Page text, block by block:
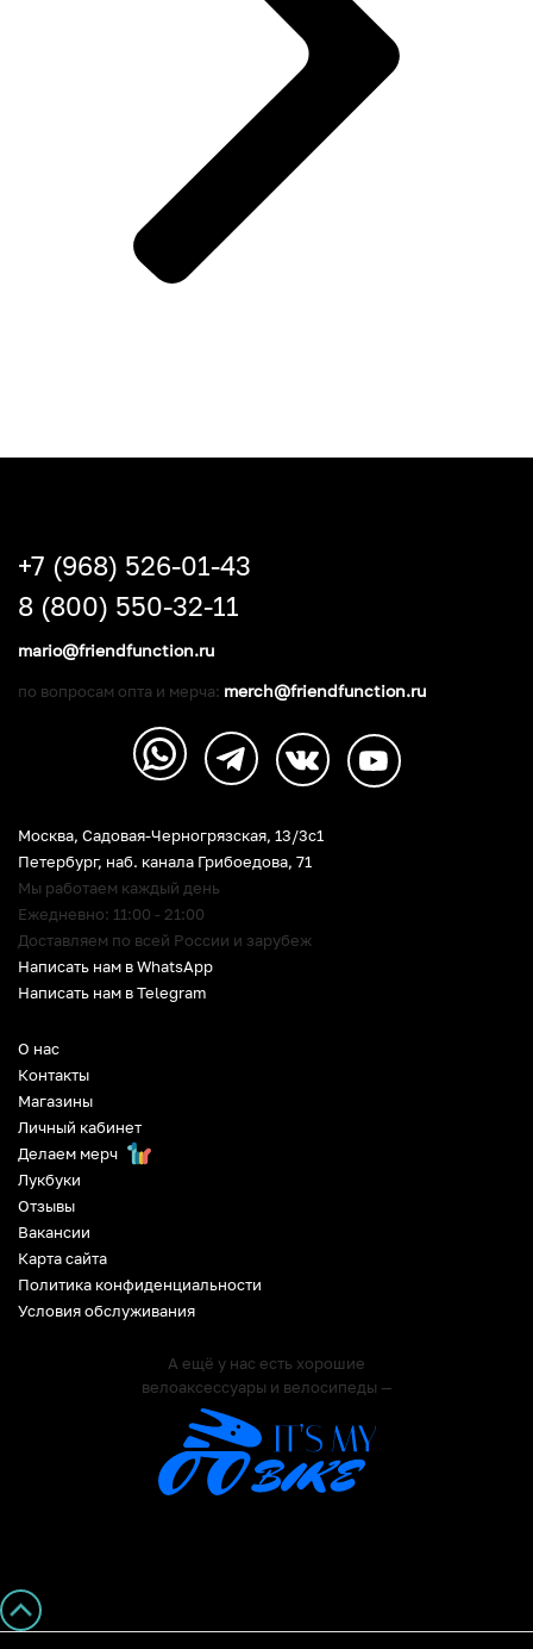
О нас
Контакты
Магазины
Личный кабинет
Делаем мерч
Лукбуки
Отзывы
Вакансии
Карта сайта
Политика конфиденциальности
Условия обслуживания
А ещё у нас есть хорошие
велоаксессуары и велосипеды —
Москва, Садовая-Черногрязская, 13/3c1
Петербург, наб. канала Грибоедова, 71
Мы работаем каждый день
Ежедневно: 11:00 - 21:00
Доставляем по всей России и зарубеж
Написать нам в WhatsApp
Написать нам в Telegram
+7 (968) 526-01-43
8 (800) 550-32-11
mario@friendfunction.ru
по вопросам опта и мерча: merch@friendfunction.ru